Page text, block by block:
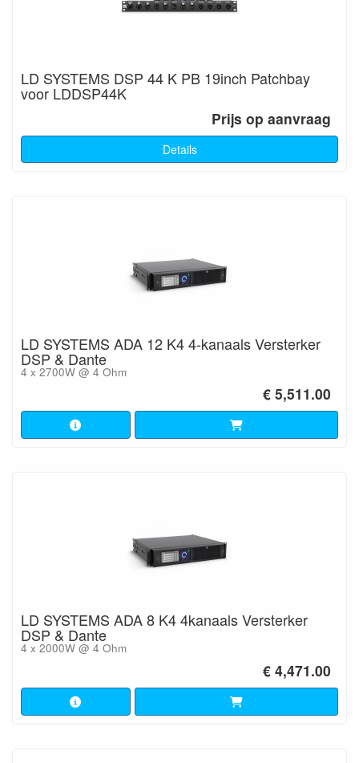
LD SYSTEMS DSP 44 K PB 19inch Patchbay
voor LDDSP44K
Prijs op aanvraag
Details
LD SYSTEMS ADA 12 K4 4-kanaals Versterker
DSP & Dante
4 x 2700W @ 4 Ohm
€ 5,511.00
LD SYSTEMS ADA 8 K4 4kanaals Versterker
DSP & Dante
4 x 2000W @ 4 Ohm
€ 4,471.00